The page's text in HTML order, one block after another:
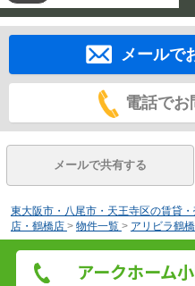
メールで
電話でお
メールで共有する
東大阪市・八尾市・天王寺区の賃貸
店・鶴橋店 > 物件一覧 > アリビラ鶴橋
アークホーム